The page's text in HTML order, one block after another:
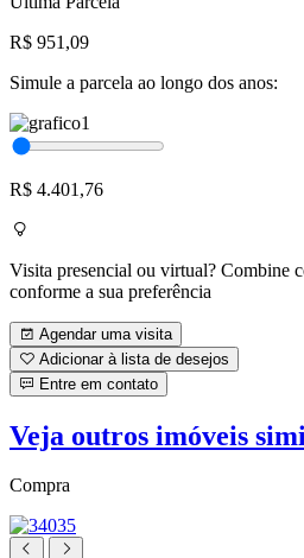
R$ 951,09
Simule a parcela ao longo dos anos:
R$ 4.401,76
Visita presencial ou virtual? Combine
conforme a sua preferência
Agendar uma visita
Adicionar à lista de desejos
Entre em contato
Veja outros imóveis
Compra